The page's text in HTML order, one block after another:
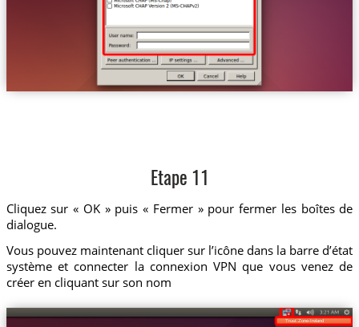
Etape 11
Cliquez sur « OK » puis « Fermer » pour fermer les boîtes de
dialogue.
Vous pouvez maintenant cliquer sur l’icône dans la barre d’état
système et connecter la connexion VPN que vous venez de
créer en cliquant sur son nom
Trust.Zone-Ireland